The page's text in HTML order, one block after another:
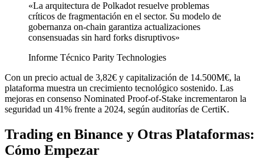
«La arquitectura de Polkadot resuelve problemas
críticos de fragmentación en el sector. Su modelo de
gobernanza on-chain garantiza actualizaciones
consensuadas sin hard forks disruptivos»
Informe Técnico Parity Technologies
Con un precio actual de 3,82€ y capitalización de 14.500M€, la
plataforma muestra un crecimiento tecnológico sostenido. Las
mejoras en consenso Nominated Proof-of-Stake incrementaron la
seguridad un 41% frente a 2024, según auditorías de CertiK.
Trading en Binance y Otras Plataformas:
Cómo Empezar